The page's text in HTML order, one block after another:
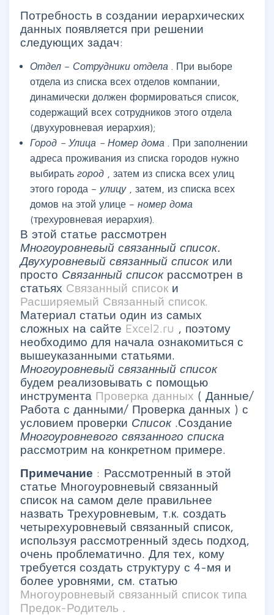
Потребность в создании иерархических
данных появляется при решении
следующих задач:
Отдел – Сотрудники отдела
. При выборе
отдела из списка всех отделов компании,
динамически должен формироваться список,
содержащий всех сотрудников этого отдела
(двухуровневая иерархия);
Город – Улица – Номер дома
. При заполнении
адреса проживания из списка городов нужно
выбирать город
, затем из списка всех улиц
этого города – улицу
, затем, из списка всех
домов на этой улице – номер дома
(трехуровневая иерархия).
В этой статье рассмотрен
Многоуровневый связанный список.
Двухуровневый связанный список или
просто Связанный список рассмотрен в
статьях Связанный список и
Расширяемый Связанный список.
Материал статьи один из самых
сложных на сайте Excel2.ru , поэтому
необходимо для начала ознакомиться с
вышеуказанными статьями.
Многоуровневый связанный список
будем реализовывать с помощью
инструмента Проверка данных ( Данные/
Работа с данными/ Проверка данных ) с
условием проверки Список .Создание
Многоуровневого связанного списка
рассмотрим на конкретном примере.
Примечание : Рассмотренный в этой
статье Многоуровневый связанный
список на самом деле правильнее
назвать Трехуровневым, т.к. создать
четырехуровневый связанный список,
используя рассмотренный здесь подход,
очень проблематично. Для тех, кому
требуется создать структуру с 4-мя и
более уровнями, см. статью
Многоуровневый связанный список типа
Предок-Родитель .